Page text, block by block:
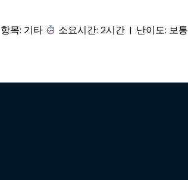
목: 기타 소요시간: 2시간 | 난이도: 보통